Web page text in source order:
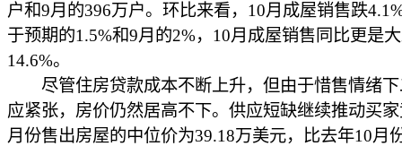
户和9月的396万户。环比来看，10月成屋销售跌
于预期的1.5%和9月的2%，10月成屋销售同比更是
14.6%。
尽管住房贷款成本不断上升，但由于惜售情绪下
应紧张，房价仍然居高不下。供应短缺继续推动买
月份售出房屋的中位价为39.18万美元，比去年10月